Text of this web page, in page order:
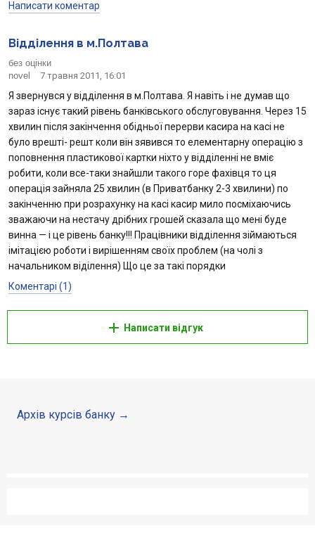
Написати коментар
Відділення в м.Полтава
без оцінки
novel
7 травня 2011, 16:01
Я звернувся у відділення в м.Полтава. Я навіть і не думав що
зараз існує такий рівень банківського обслуговування. Через 15
хвилин після закінчення обідньої перерви касира на касі не
було врешті- решт коли він зявився то елементарну операцію з
поповнення пластикової картки ніхто у відділенні не вміє
робити, коли все-таки знайшли такого горе фахівця то ця
операція зайняла 25 хвилин (в Приватбанку 2-3 хвилини) по
закінченню при розрахунку на касі касир мило посміхаючись
зважаючи на нестачу дрібних грошей сказала що мені буде
винна — і це рівень банку!!! Працівники відділення зіймаються
імітацією роботи і вирішенням своїх проблем (на чолі з
начальником віділення) Що це за такі порядки
Коментарі (1)
Написати відгук
Архів курсів банку